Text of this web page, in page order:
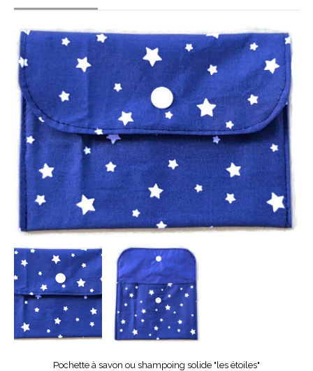
Pochette à savon ou shampoing solide "les étoiles"